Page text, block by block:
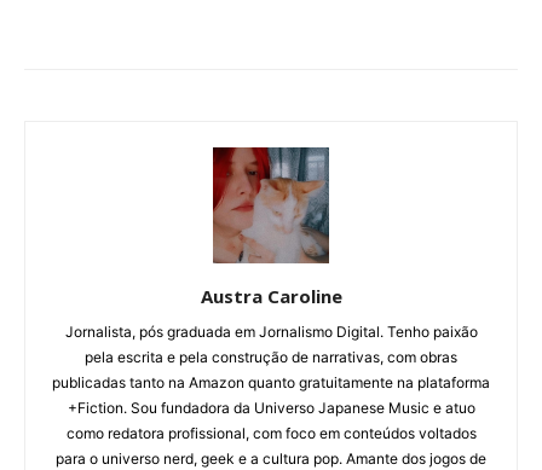
Austra Caroline
Jornalista, pós graduada em Jornalismo Digital. Tenho paixão
pela escrita e pela construção de narrativas, com obras
publicadas tanto na Amazon quanto gratuitamente na plataforma
+Fiction. Sou fundadora da Universo Japanese Music e atuo
como redatora profissional, com foco em conteúdos voltados
para o universo nerd, geek e a cultura pop. Amante dos jogos de